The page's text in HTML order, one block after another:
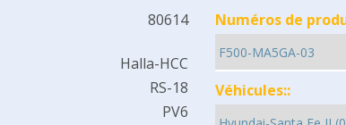
80614
Halla-HCC
RS-18
PV6
Numéros de
Véhicules::